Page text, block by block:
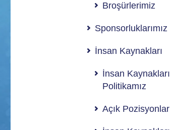
Broşürlerimiz
Sponsorluklarımız
İnsan Kaynakları
İnsan Kaynakları
Politikamız
Açık Pozisyonlar